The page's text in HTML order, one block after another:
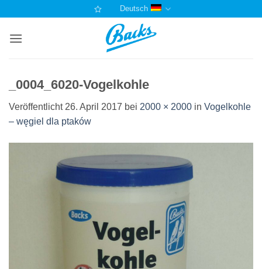
springen
Deutsch
_0004_6020-Vogelkohle
Veröffentlicht 26. April 2017 bei 2000 × 2000 in Vogelkohle
– węgiel dla ptaków